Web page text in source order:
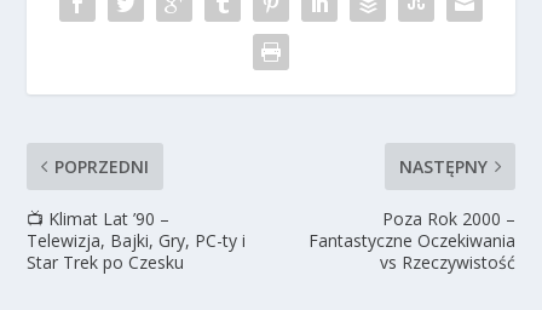
POPRZEDNI
📺 Klimat Lat ’90 –
Telewizja, Bajki, Gry, PC-ty i
Star Trek po Czesku
NASTĘPNY
Poza Rok 2000 –
Fantastyczne Oczekiwania
vs Rzeczywistość